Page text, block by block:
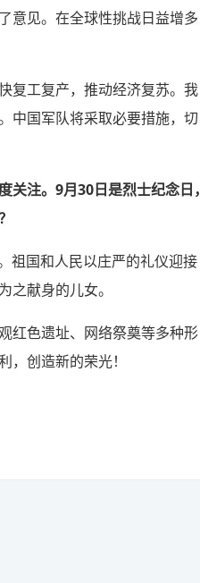
意见。在全球性挑战日益增多
复工复产，推动经济复苏。我
中国军队将采取必要措施，切
注。9月30日是烈士纪念日，
祖国和人民以庄严的礼仪迎接
献身的儿女。
红色遗址、网络祭奠等多种形
创造新的荣光！